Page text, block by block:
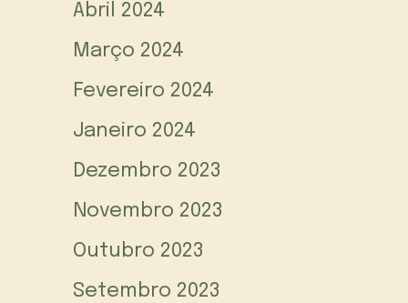
Abril 2024
Março 2024
Fevereiro 2024
Janeiro 2024
Dezembro 2023
Novembro 2023
Outubro 2023
Setembro 2023